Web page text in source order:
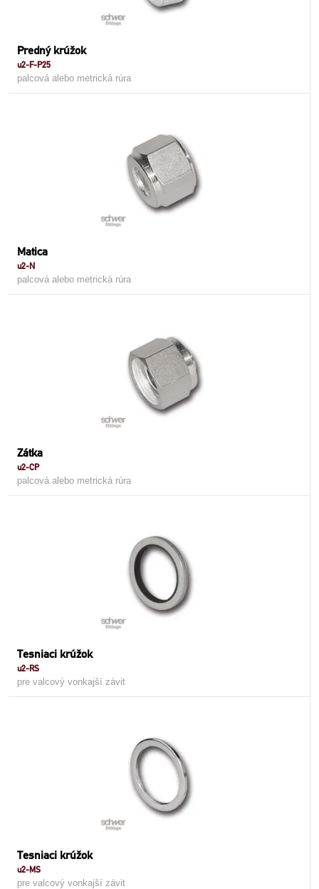
Predný krúžok
u2-F-P25
palcová alebo metrická rúra
Matica
u2-N
palcová alebo metrická rúra
Zátka
u2-CP
palcová alebo metrická rúra
Tesniaci krúžok
u2-RS
pre valcový vonkajší závit
Tesniaci krúžok
u2-MS
pre valcový vonkajší závit